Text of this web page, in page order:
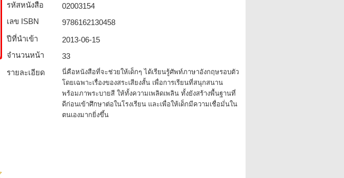
รหัสหนังสือ­
02003154
เลข ISBN
9786162130458
ปีที่นำเข้า
2013-06-15
จำนวนหน้า
33
รายละเอียด
นี่คือหนังสือที่จะช่วยให้เด็กๆ ได้เรียนรู้ศัพท์ภาษาอังกฤษรอบตัว
โดยเฉพาะเรื่องของสระเสียงสั้น เพื่อการเรียนที่สนุกสนาน
พร้อมภาพระบายสี ให้ทั้งความเพลิดเพลิน ทั้งยังสร้างพื้นฐานที่
ดีก่อนเข้าศึกษาต่อในโรงเรียน เเละเพื่อให้เด็กมีความเชื่อมั่นใน
ตนเองมากยิ่งขึ้น